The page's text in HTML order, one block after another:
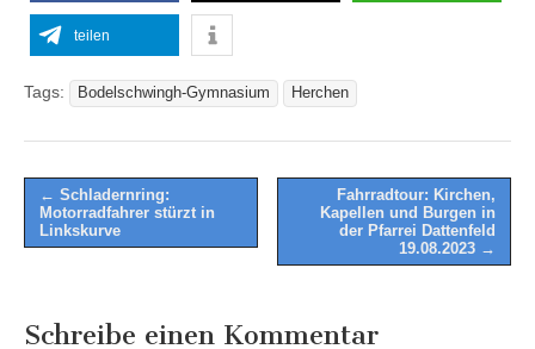
teilen
Tags: Bodelschwingh-Gymnasium Herchen
Post
navigation
← Schladernring:
Motorradfahrer stürzt in
Linkskurve
Fahrradtour: Kirchen,
Kapellen und Burgen in
der Pfarrei Dattenfeld
19.08.2023 →
Schreibe einen Kommentar